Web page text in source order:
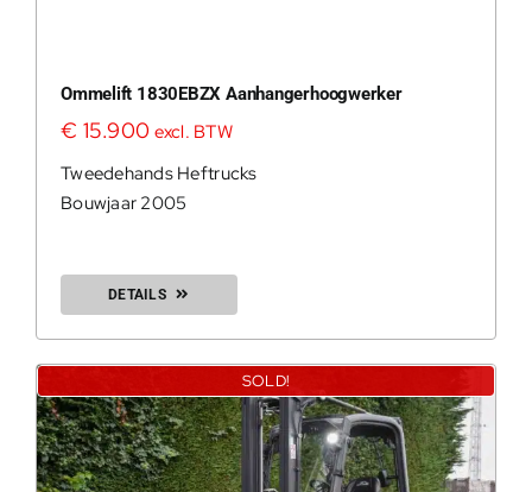
Ommelift 1830EBZX Aanhangerhoogwerker
€ 15.900 excl. BTW
Tweedehands Heftrucks
Bouwjaar 2005
DETAILS
SOLD!